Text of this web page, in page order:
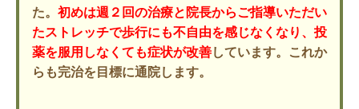
た。 初めは週２回の治療と院長からご指導いただい
たストレッチで歩行にも不自由を感じなくなり、投
薬を服用しなくても症状が改善しています。これか
らも完治を目標に通院します。